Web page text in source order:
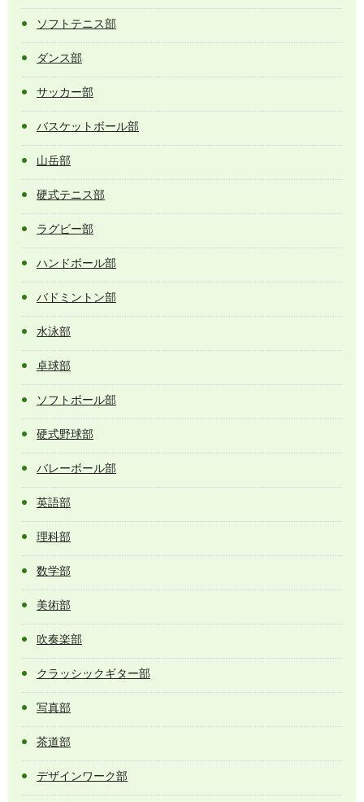
ソフトテニス部
ダンス部
サッカー部
バスケットボール部
山岳部
硬式テニス部
ラグビー部
ハンドボール部
バドミントン部
水泳部
卓球部
ソフトボール部
硬式野球部
バレーボール部
英語部
理科部
数学部
美術部
吹奏楽部
クラッシックギター部
写真部
茶道部
デザインワーク部